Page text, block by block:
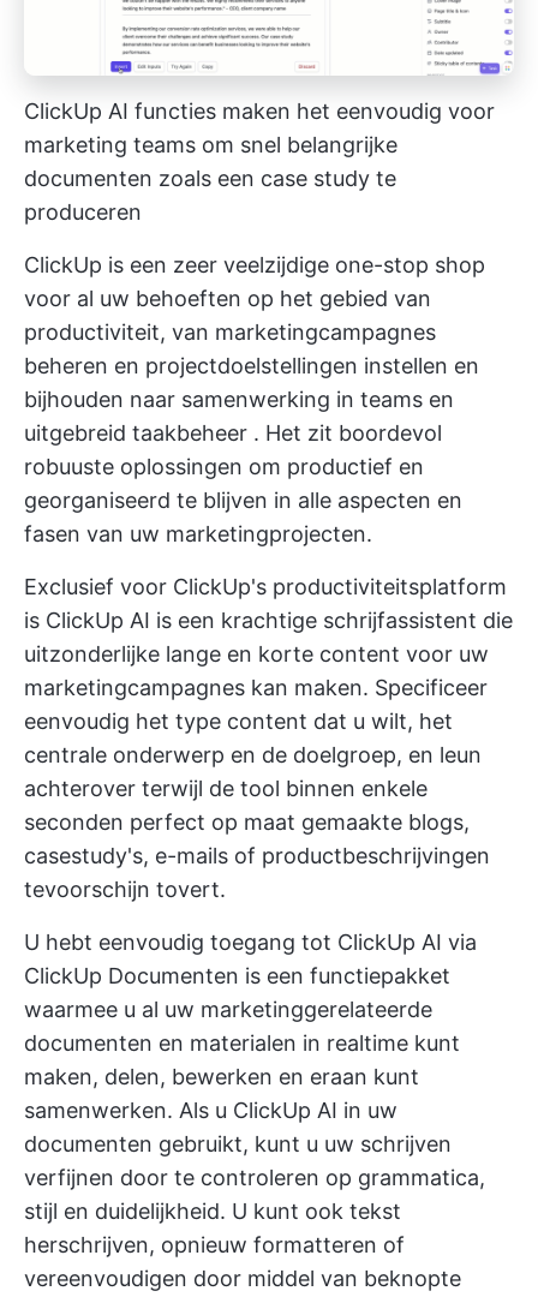
ClickUp AI functies maken het eenvoudig voor
marketing teams om snel belangrijke
documenten zoals een case study te
produceren
ClickUp is een zeer veelzijdige one-stop shop
voor al uw behoeften op het gebied van
productiviteit, van marketingcampagnes
beheren en projectdoelstellingen instellen en
bijhouden naar samenwerking in teams en
uitgebreid taakbeheer . Het zit boordevol
robuuste oplossingen om productief en
georganiseerd te blijven in alle aspecten en
fasen van uw marketingprojecten.
Exclusief voor ClickUp's productiviteitsplatform
is ClickUp AI is een krachtige schrijfassistent die
uitzonderlijke lange en korte content voor uw
marketingcampagnes kan maken. Specificeer
eenvoudig het type content dat u wilt, het
centrale onderwerp en de doelgroep, en leun
achterover terwijl de tool binnen enkele
seconden perfect op maat gemaakte blogs,
casestudy's, e-mails of productbeschrijvingen
tevoorschijn tovert.
U hebt eenvoudig toegang tot ClickUp AI via
ClickUp Documenten is een functiepakket
waarmee u al uw marketinggerelateerde
documenten en materialen in realtime kunt
maken, delen, bewerken en eraan kunt
samenwerken. Als u ClickUp AI in uw
documenten gebruikt, kunt u uw schrijven
verfijnen door te controleren op grammatica,
stijl en duidelijkheid. U kunt ook tekst
herschrijven, opnieuw formatteren of
vereenvoudigen door middel van beknopte